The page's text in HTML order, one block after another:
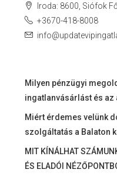
Iroda: 8600, Siófok Fő
+3670-418-8008
Milyen pénzügyi
ingatlanvásárlást és az
Miért érdemes velünk
szolgáltatás a Balaton
MIT KÍNÁLHAT
ÉS ELADÓI